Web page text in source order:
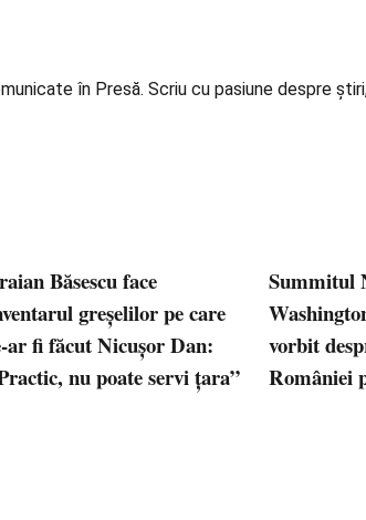
în Presă. Scriu cu pasiune despre
Băsescu face
greșelilor pe care
ar fi făcut Nicușor Dan:
nu poate servi țara”
Summitul
vorbit
României